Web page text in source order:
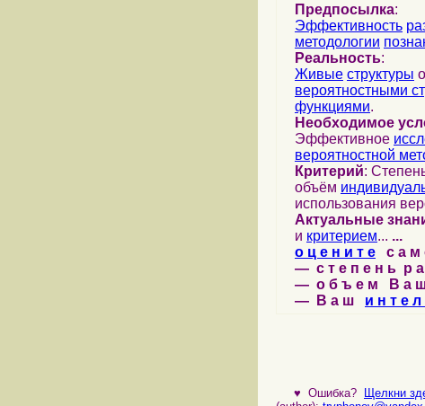
Предпосылка:
Эффективность
методологии
Реальность:
Живые структуры
вероятностными
функциями.
Необходимое
Эффективное
вероятностной
Критерий:
объём
использования
Актуальные
и критерием... ...
о ц е н и т е с а м
— с т е п е н ь р
— о б ъ е м В а
— В а ш и н т е л
♥ Ошибка? Щелкни